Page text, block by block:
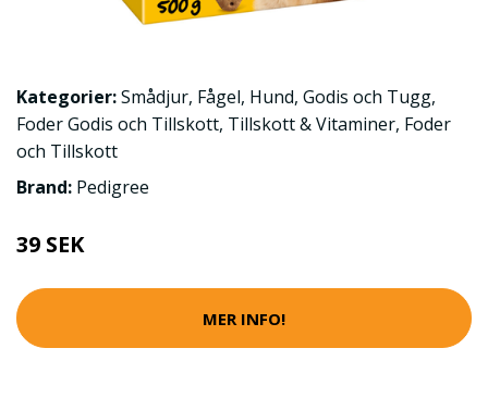
Kategorier:Smådjur, Fågel, Hund, Godis och Tugg,
Foder Godis och Tillskott, Tillskott & Vitaminer, Foder
och Tillskott
Brand: Pedigree
39 SEK
MER INFO!